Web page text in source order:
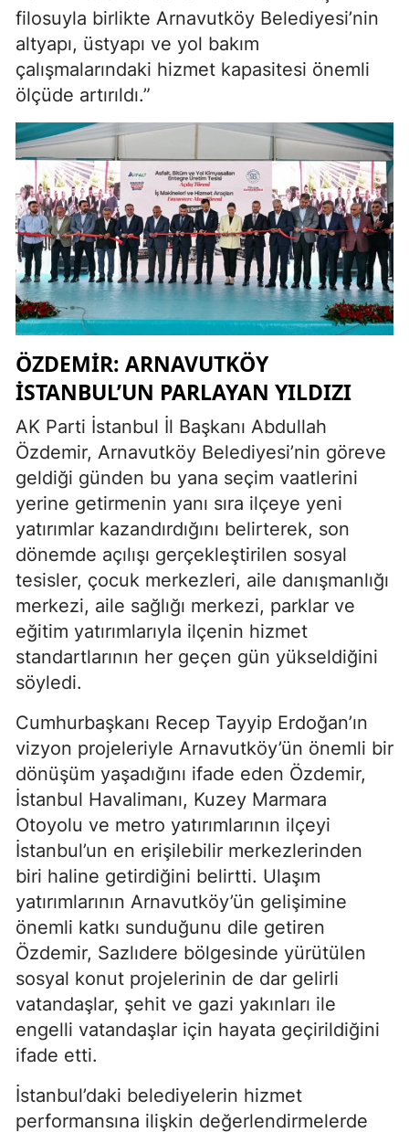
filosuyla birlikte Arnavutköy Belediyesi’nin
altyapı, üstyapı ve yol bakım
çalışmalarındaki hizmet kapasitesi önemli
ölçüde artırıldı.”
ÖZDEMİR: ARNAVUTKÖY
İSTANBUL’UN PARLAYAN YILDIZI
AK Parti İstanbul İl Başkanı Abdullah
Özdemir, Arnavutköy Belediyesi’nin göreve
geldiği günden bu yana seçim vaatlerini
yerine getirmenin yanı sıra ilçeye yeni
yatırımlar kazandırdığını belirterek, son
dönemde açılışı gerçekleştirilen sosyal
tesisler, çocuk merkezleri, aile danışmanlığı
merkezi, aile sağlığı merkezi, parklar ve
eğitim yatırımlarıyla ilçenin hizmet
standartlarının her geçen gün yükseldiğini
söyledi.
Cumhurbaşkanı Recep Tayyip Erdoğan’ın
vizyon projeleriyle Arnavutköy’ün önemli bir
dönüşüm yaşadığını ifade eden Özdemir,
İstanbul Havalimanı, Kuzey Marmara
Otoyolu ve metro yatırımlarının ilçeyi
İstanbul’un en erişilebilir merkezlerinden
biri haline getirdiğini belirtti. Ulaşım
yatırımlarının Arnavutköy’ün gelişimine
önemli katkı sunduğunu dile getiren
Özdemir, Sazlıdere bölgesinde yürütülen
sosyal konut projelerinin de dar gelirli
vatandaşlar, şehit ve gazi yakınları ile
engelli vatandaşlar için hayata geçirildiğini
ifade etti.
İstanbul’daki belediyelerin hizmet
performansına ilişkin değerlendirmelerde